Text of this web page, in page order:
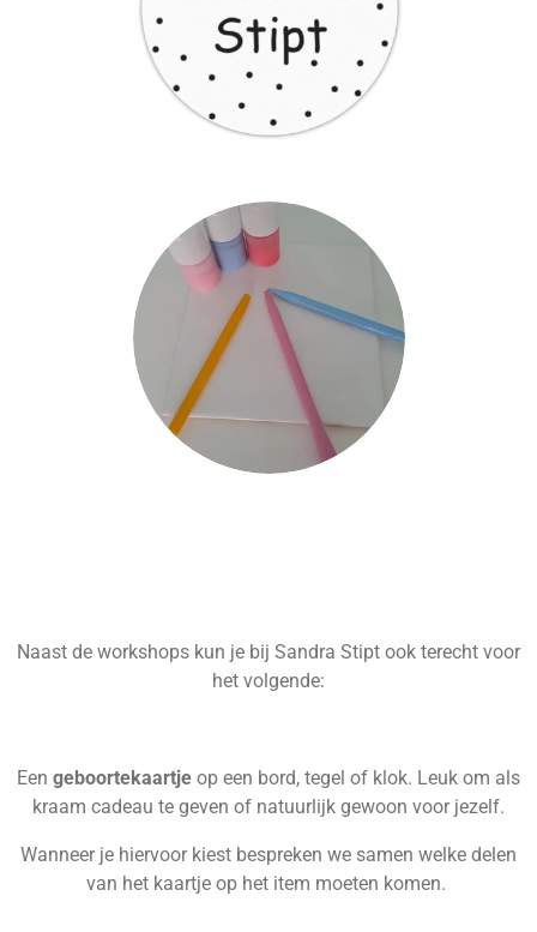
Naast de workshops kun je bij Sandra Stipt ook terecht voor
het volgende:
Een geboortekaartje op een bord, tegel of klok. Leuk om als
kraam cadeau te geven of natuurlijk gewoon voor jezelf.
Wanneer je hiervoor kiest bespreken we samen welke delen
van het kaartje op het item moeten komen.